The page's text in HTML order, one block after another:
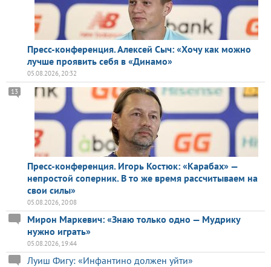
Пресс-конференция. Алексей Сыч: «Хочу как можно
лучше проявить себя в «Динамо»
05.08.2026, 20:32
Пресс-конференция. Игорь Костюк: «Карабах» —
непростой соперник. В то же время рассчитываем на
свои силы»
13
05.08.2026, 20:08
Мирон Маркевич: «Знаю только одно — Мудрику
нужно играть»
05.08.2026, 19:44
Луиш Фигу: «Инфантино должен уйти»